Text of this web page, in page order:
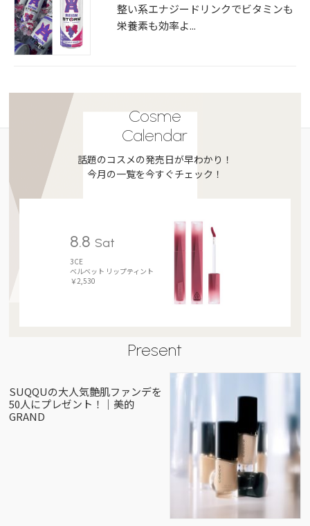
整い系エナジードリンクでビタミンも
栄養素も効率よ...
Cosme
Calendar
話題のコスメの発売日が早わかり！
今月の一覧を今すぐチェック！
8.8 Sat
3CE
ベルベット リップティント
￥2,530
Present
SUQQUの大人気艶肌ファンデを
50人にプレゼント！｜美的
GRAND